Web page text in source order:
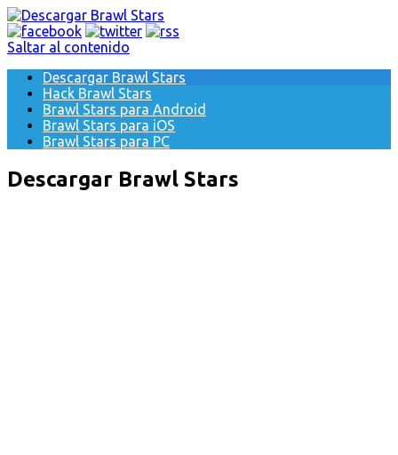
Saltar al contenido
Descargar Brawl Stars
Hack Brawl Stars
Brawl Stars para Android
Brawl Stars para iOS
Brawl Stars para PC
Descargar Brawl Stars